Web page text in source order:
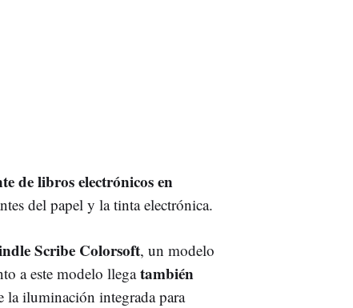
de libros electrónicos en
del papel y la tinta electrónica.
Scribe Colorsoft, un modelo
a este modelo llegatambién
la iluminación integrada para